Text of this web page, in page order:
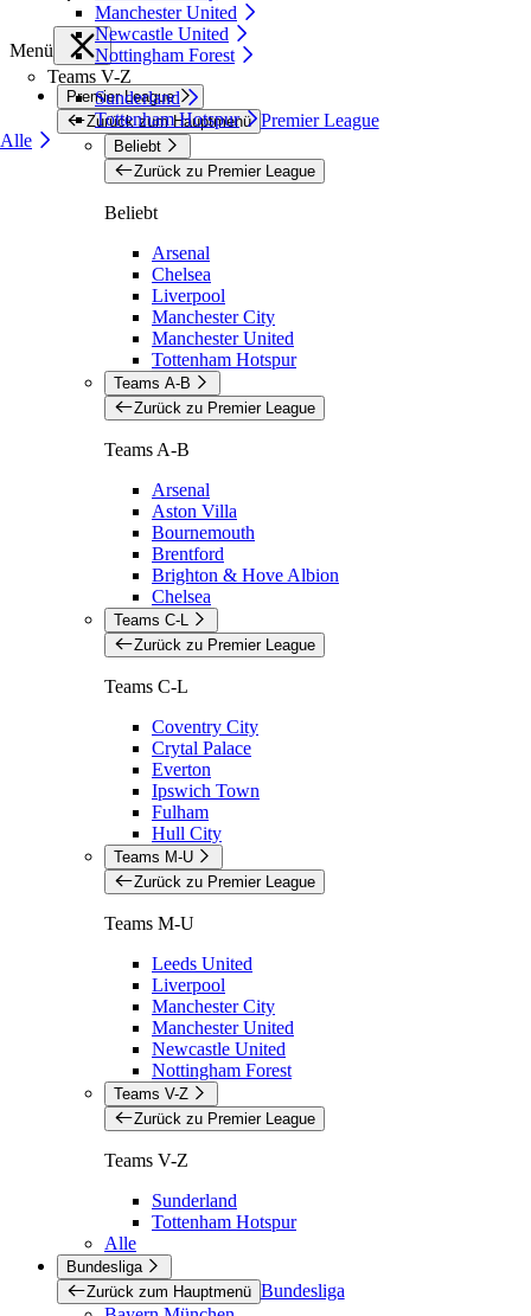
Manchester United
Newcastle United
Nottingham Forest
Teams V-Z
Sunderland
Tottenham Hotspur
Alle
Menü
Premier League
Zurück zum Hauptmenü Premier League
Beliebt
Zurück zu Premier League
Beliebt
Arsenal
Chelsea
Liverpool
Manchester City
Manchester United
Tottenham Hotspur
Teams A-B
Zurück zu Premier League
Teams A-B
Arsenal
Aston Villa
Bournemouth
Brentford
Brighton & Hove Albion
Chelsea
Teams C-L
Zurück zu Premier League
Teams C-L
Coventry City
Crytal Palace
Everton
Ipswich Town
Fulham
Hull City
Teams M-U
Zurück zu Premier League
Teams M-U
Leeds United
Liverpool
Manchester City
Manchester United
Newcastle United
Nottingham Forest
Teams V-Z
Zurück zu Premier League
Teams V-Z
Sunderland
Tottenham Hotspur
Alle
Bundesliga
Zurück zum Hauptmenü Bundesliga